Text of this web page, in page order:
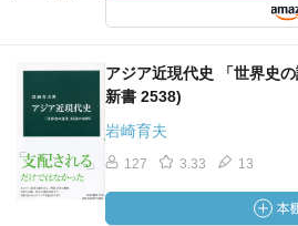
アジア近現代史 「世界史
新書 2538)
岩崎育夫
127 3.33 13